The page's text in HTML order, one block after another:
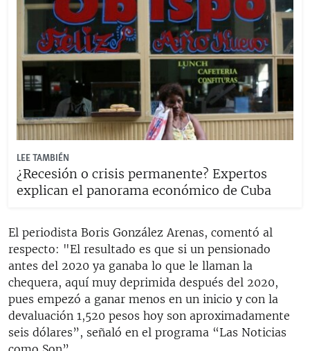
LEE TAMBIÉN
¿Recesión o crisis permanente? Expertos
explican el panorama económico de Cuba
El periodista Boris González Arenas, comentó al
respecto: "El resultado es que si un pensionado
antes del 2020 ya ganaba lo que le llaman la
chequera, aquí muy deprimida después del 2020,
pues empezó a ganar menos en un inicio y con la
devaluación 1,520 pesos hoy son aproximadamente
seis dólares”, señaló en el programa “Las Noticias